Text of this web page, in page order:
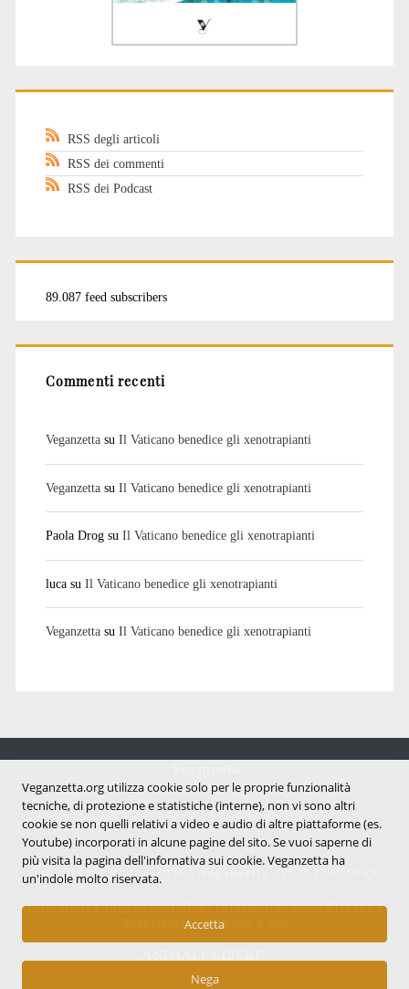
RSS degli articoli
RSS dei commenti
RSS dei Podcast
89.087 feed subscribers
Commenti recenti
Veganzettasu Il Vaticano benedice gli xenotrapianti
Veganzettasu Il Vaticano benedice gli xenotrapianti
Paola Drogsu Il Vaticano benedice gli xenotrapianti
lucasu Il Vaticano benedice gli xenotrapianti
Veganzettasu Il Vaticano benedice gli xenotrapianti
Notizie dal mondo vegan e antispecista
Copyright © 2007 - 2026 |
Informativa sui cookie (UE)|Informativa sulla Privacy|
Avvertenze e Licenza d'uso
Veganzetta.org utilizza cookie solo per le proprie funzionalità
tecniche, di protezione e statistiche (interne), non vi sono altri
cookie se non quelli relativi a video e audio di altre piattaforme (es.
Youtube) incorporati in alcune pagine del sito. Se vuoi saperne di
più visita la pagina dell'infornativa sui cookie. Veganzetta ha
un'indole molto riservata.
Accetta
Nega